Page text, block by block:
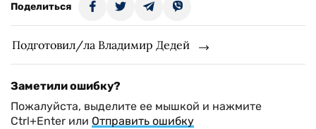
Поделиться
Подготовил/ла Владимир Дедей
Заметили ошибку?
Пожалуйста, выделите ее мышкой и нажмите
Ctrl+Enter или Отправить ошибку